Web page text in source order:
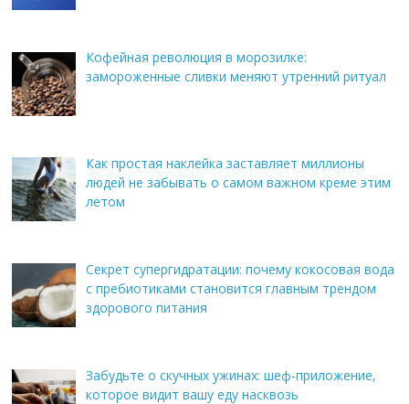
Кофейная революция в морозилке:
замороженные сливки меняют утренний ритуал
Как простая наклейка заставляет миллионы
людей не забывать о самом важном креме этим
летом
Секрет супергидратации: почему кокосовая вода
с пребиотиками становится главным трендом
здорового питания
Забудьте о скучных ужинах: шеф-приложение,
которое видит вашу еду насквозь